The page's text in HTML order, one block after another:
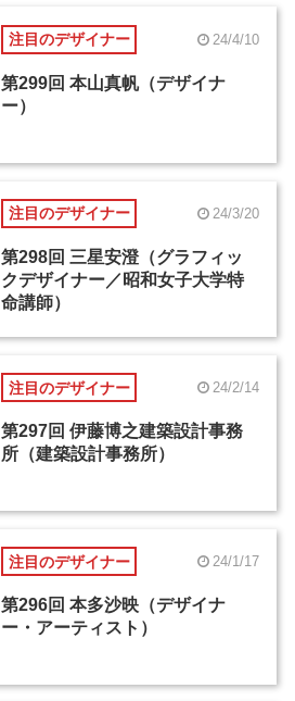
注目のデザイナー 24/4/10
第299回 本山真帆（デザイナ
ー）
注目のデザイナー 24/3/20
第298回 三星安澄（グラフィッ
クデザイナー／昭和女子大学特
命講師）
注目のデザイナー 24/2/14
第297回 伊藤博之建築設計事務
所（建築設計事務所）
注目のデザイナー 24/1/17
第296回 本多沙映（デザイナ
ー・アーティスト）